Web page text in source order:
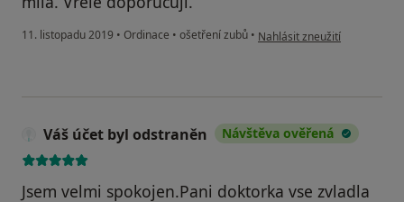
11. listopadu 2019 • Ordinace • ošetření zubů • podle názoru uživatele Váš
Nahlásit zneužití
Váš účet byl odstraněn Návštěva ověřená
Jsem velmi spokojen.Pani doktorka vse zvladla